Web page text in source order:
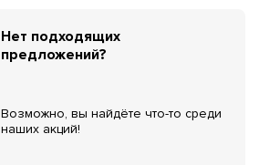
Нет подходящих
предложений?
Возможно, вы найдёте что-то среди
наших акций!